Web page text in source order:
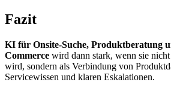
Fazit
KI für Onsite-Suche, Produktberatung
Commerce wird dann stark, wenn sie
wird, sondern als Verbindung von
Servicewissen und klaren Eskalationen.